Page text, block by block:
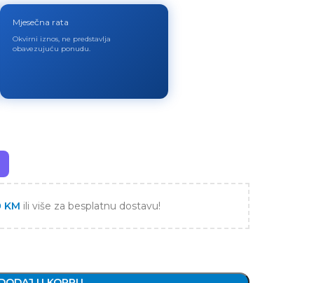
Mjesečna rata
Okvirni iznos, ne predstavlja
obavezujuću ponudu.
KM ili više za besplatnu dostavu!